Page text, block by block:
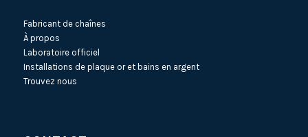
Fabricant de chaînes
À propos
Laboratoire officiel
Installations de plaque or et bains en argent
Trouvez nous